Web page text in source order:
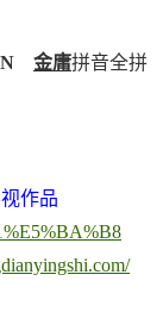
金庸拼音全拼
作品